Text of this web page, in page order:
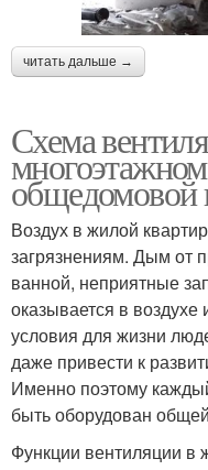
читать дальше →
Схема
общедомовой
Воздух в жилой
загрязнениям. Дым от
ванной, неприятные
оказывается в воздухе
условия для жизни
даже привести к
Именно поэтому
быть оборудован
Функции вентиляции